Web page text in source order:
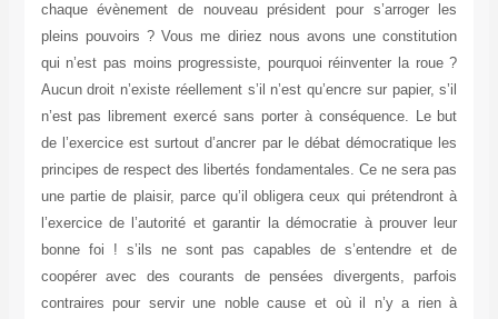
chaque évènement de nouveau président pour s’arroger les
pleins pouvoirs ? Vous me diriez nous avons une constitution
qui n’est pas moins progressiste, pourquoi réinventer la roue ?
Aucun droit n’existe réellement s’il n’est qu’encre sur papier, s’il
n’est pas librement exercé sans porter à conséquence. Le but
de l’exercice est surtout d’ancrer par le débat démocratique les
principes de respect des libertés fondamentales. Ce ne sera pas
une partie de plaisir, parce qu’il obligera ceux qui prétendront à
l’exercice de l’autorité et garantir la démocratie à prouver leur
bonne foi ! s’ils ne sont pas capables de s’entendre et de
coopérer avec des courants de pensées divergents, parfois
contraires pour servir une noble cause et où il n’y a rien à